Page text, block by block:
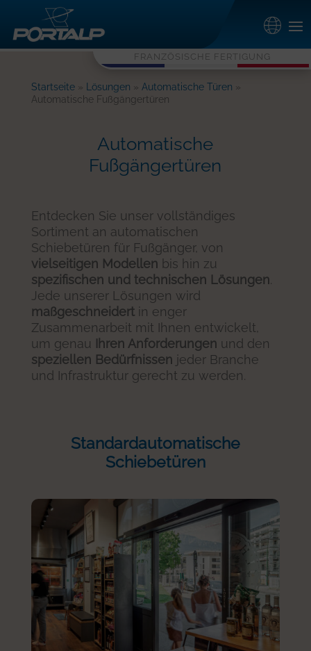
FRANZÖSISCHE FERTIGUNG
Startseite» Lösungen » Automatische Türen »
Automatische Fußgängertüren
Automatische
Fußgängertüren
Entdecken Sie unser vollständiges
Sortiment an automatischen
Schiebetüren für Fußgänger, von
vielseitigen Modellen bis hin zu
spezifischen und technischen Lösungen
Jede unserer Lösungen wird
maßgeschneidert in enger
Zusammenarbeit mit Ihnen entwickelt,
um genau Ihren Anforderungen und den
speziellen Bedürfnissen jeder Branche
und Infrastruktur gerecht zu werden.
Standardautomatische
Schiebetüren